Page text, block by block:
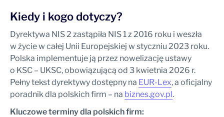
Kiedy i kogo dotyczy?
Dyrektywa NIS 2 zastąpiła NIS 1 z 2016 roku i weszła
w życie w całej Unii Europejskiej w styczniu 2023 roku.
Polska implementuje ją przez nowelizację ustawy
o KSC – UKSC, obowiązującą od 3 kwietnia 2026 r.
Pełny tekst dyrektywy dostępny na EUR-Lex, a oficjalny
poradnik dla polskich firm – na biznes.gov.pl.
Kluczowe terminy dla polskich firm: